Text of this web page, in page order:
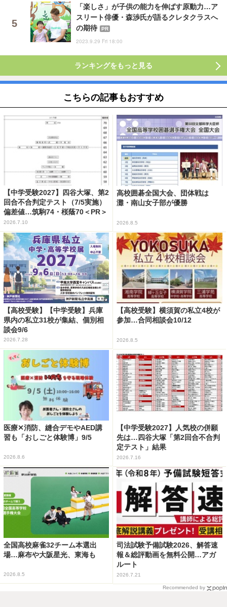
「楽しさ」が子供の能力を伸ばす原動力…ア
スリート俳優・森渉氏が語るクレタクラスへ
の期待
PR
2023.9.29 Fri 18:00
ランキングをもっと見る
こちらの記事もおすすめ
【中学受験2027】四谷大塚、第2
回合不合判定テスト（7/5実施）
偏差値…筑駒74・桜蔭70＜PR＞
2026.7.10
高校囲碁全国大会、団体戦は
灘・南山女子部が優勝
2026.8.5
【高校受験】【中学受験】兵庫
県内の私立31校が集結、個別相
談会9/6
2026.7.28
【高校受験】横須賀の私立4校が
参加…合同相談会10/12
2026.8.5
医療✕消防、縫合デモやAED講
習も「おしごと体験博」9/5
2026.8.6
【中学受験2027】人気校の併願
先は…四谷大塚「第2回合不合判
定テスト」結果
2026.7.16
全国高校麻雀32チーム本選出
場…麻布や大阪星光、東海も
2026.8.5
司法試験予備試験2026、解答速
報＆総評動画を無料公開…アガ
ルート
2026.7.21
Recommended by